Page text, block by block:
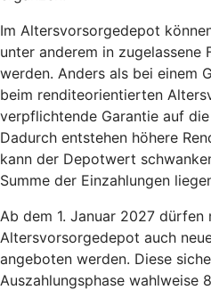
Im Altersvorsorgedepot
unter anderem in zugelassene
werden. Anders als bei einem
beim renditeorientierten
verpflichtende Garantie auf
Dadurch entstehen höhere
kann der Depotwert
Summe der Einzahlungen
Ab dem 1. Januar 2027 dürfen
Altersvorsorgedepot auch
angeboten werden. Diese
Auszahlungsphase wahlweise